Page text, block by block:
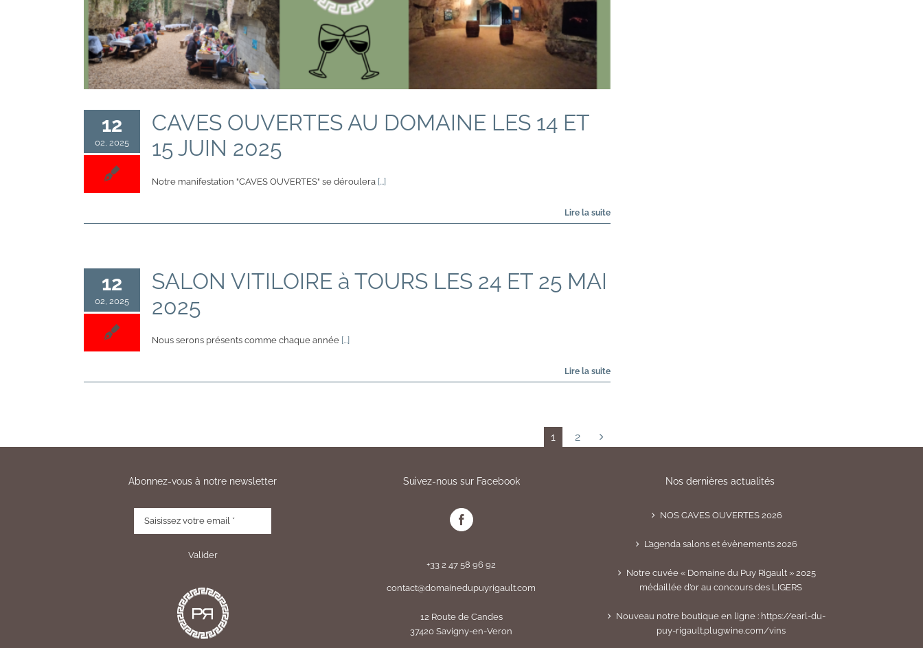
12
02, 2025
CAVES OUVERTES AU DOMAINE LES 14 ET
15 JUIN 2025
Notre manifestation "CAVES OUVERTES" se déroulera [...]
12
02, 2025
SALON VITILOIRE à TOURS LES 24 ET 25 MAI
2025
Nous serons présents comme chaque année [...]
1 2
Abonnez-vous à notre newsletter Suivez-nous sur Facebook
+33 2 47 58 96 92
contact@domainedupuyrigault.com
12 Route de Candes
37420 Savigny-en-Veron
Nos dernières actualités
NOS CAVES OUVERTES 2026
L’agenda salons et évènements 2026
Notre cuvée « Domaine du Puy Rigault » 2025
médaillée d’or au concours des LIGERS
Nouveau notre boutique en ligne : https://earl-du-
puy-rigault.plugwine.com/vins